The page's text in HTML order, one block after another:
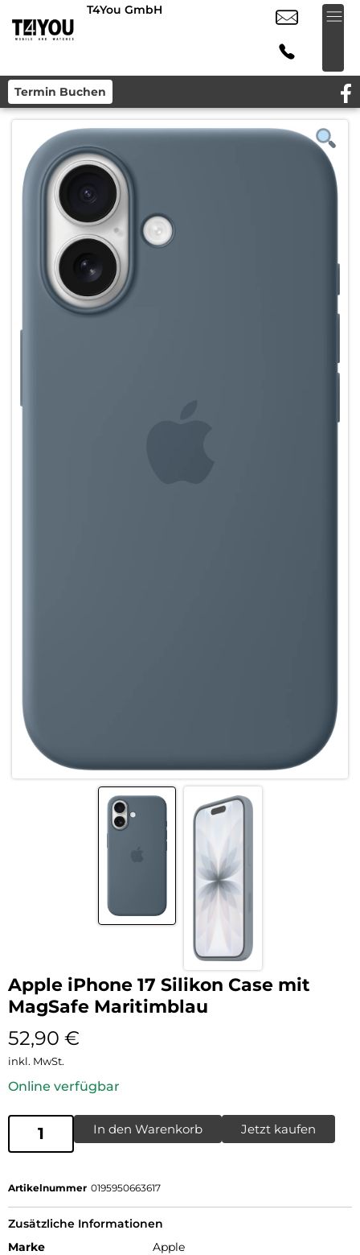
T4You GmbH
Termin Buchen
Apple iPhone 17 Silikon Case mit
MagSafe Maritimblau
52,90 €
inkl. MwSt.
Online verfügbar
In den Warenkorb Jetzt kaufen
Artikelnummer 0195950663617
Zusätzliche Informationen
Marke
Apple